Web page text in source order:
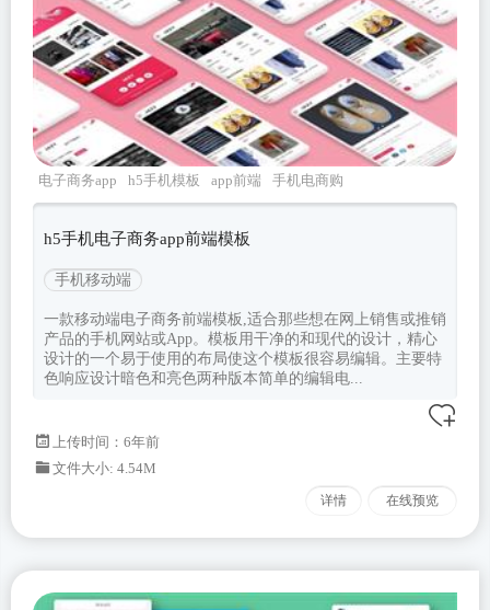
电子商务app h5手机模板 app前端
手机电商购
物
h5手机电子商务app前端模板
手机移动端
一款移动端电子商务前端模板,适合那些想在网上销售或推销
产品的手机网站或App。模板用干净的和现代的设计，精心
设计的一个易于使用的布局使这个模板很容易编辑。主要特
色响应设计暗色和亮色两种版本简单的编辑电...
上传时间：6年前
文件大小: 4.54M
详情 在线预览